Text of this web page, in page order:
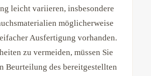
leicht variieren, insbesondere
möglicherweise
Ausfertigung vorhanden.
zu vermeiden, müssen Sie
Beurteilung des bereitgestellten